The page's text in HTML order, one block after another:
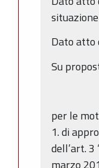
Dato atto
Su
per le
1. di
dell’art. 3
marzo